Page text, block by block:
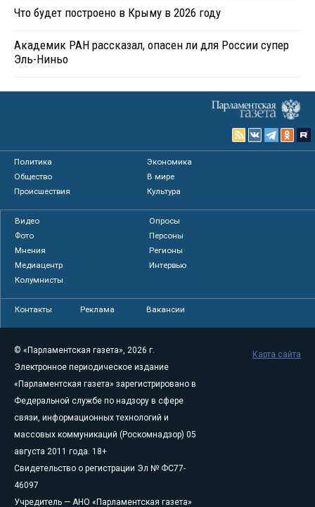
Что будет построено в Крыму в 2026 году
Академик РАН рассказал, опасен ли для России супер
Эль-Ниньо
Политика
Экономика
Общество
В мире
Происшествия
Культура
Видео
Опросы
Фото
Персоны
Мнения
Регионы
Медиацентр
Интервью
Колумнисты
Контакты Реклама Вакансии
© «Парламентская газета», 2026 г.
Электронное периодическое издание
«Парламентская газета» зарегистрировано в
Федеральной службе по надзору в сфере
связи, информационных технологий и
массовых коммуникаций (Роскомнадзор) 05
августа 2011 года. 18+
Свидетельство о регистрации Эл № ФС77-
46097
Учредитель — АНО «Парламентская газета»
Карта сайта